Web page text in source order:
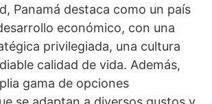
Panamá destaca como un país
económico, con una
privilegiada, una cultura
calidad de vida. Además,
gama de opciones